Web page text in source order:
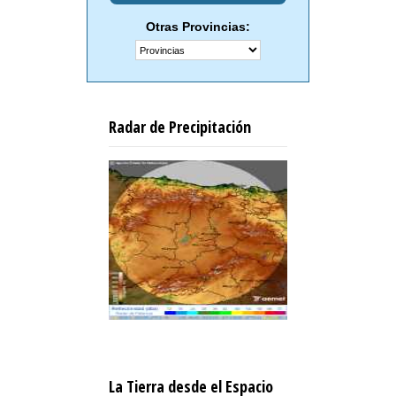
Otras Provincias:
Radar de Precipitación
La Tierra desde el Espacio